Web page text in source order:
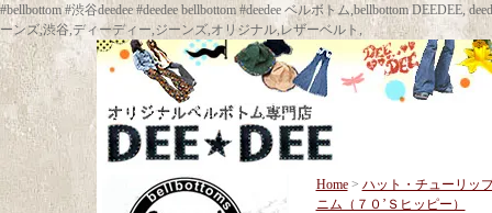
#bellbottom #渋谷deedee #deedee bellbottom #deedee ベルボトム,bellbottom
ーンズ,渋谷,ディーディー,ジーンズ,オリジナル,レザーベルト,
Home> ハット・チューリッ
ニム（７０’Ｓヒッピー）